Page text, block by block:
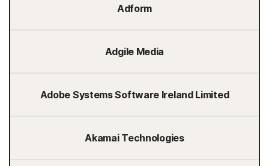
Adform
Adgile Media
Adobe Systems Software Ireland Limited
Akamai Technologies